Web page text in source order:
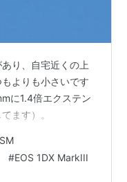
り、自宅近くの上
よりも小さいです
に1.4倍エクステン
ます）。
#EOS 1DX MarkIII